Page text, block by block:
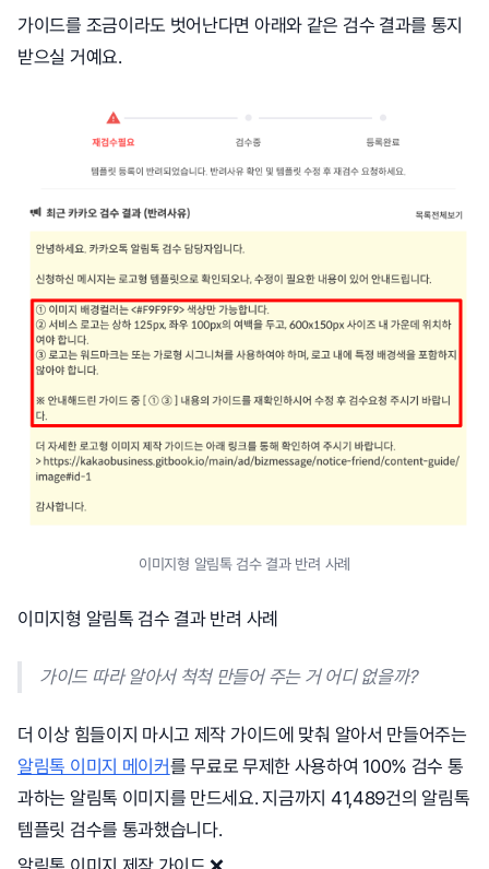
가이드를 조금이라도 벗어난다면 아래와 같은 검수 결과를 통지
받으실 거예요.
이미지형 알림톡 검수 결과 반려 사례
이미지형 알림톡 검수 결과 반려 사례
가이드 따라 알아서 척척 만들어 주는 거 어디 없을까?
더 이상 힘들이지 마시고 제작 가이드에 맞춰 알아서 만들어주는
알림톡 이미지 메이커를 무료로 무제한 사용하여 100% 검수 통
과하는 알림톡 이미지를 만드세요. 지금까지 41,489건의 알림톡
템플릿 검수를 통과했습니다.